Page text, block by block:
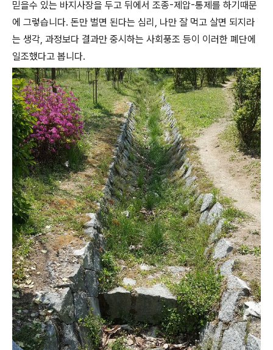
믿을수 있는 바지사장을 두고 뒤에서 조종-제압-통제를 하기때문
에 그렇습니다. 돈만 벌면 된다는 심리, 나만 잘 먹고 살면 되지라
는 생각, 과정보다 결과만 중시하는 사회풍조 등이 이러한 폐단에
일조했다고 봅니다.